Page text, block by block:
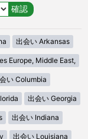
出会い Arkansas
Europe, Middle East,
い Columbia
出会い Georgia
出会い Indiana
出会い Louisiana